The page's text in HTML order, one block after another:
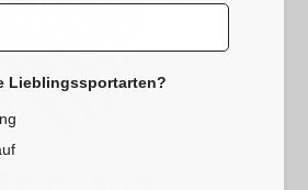
Lieblingssportarten?